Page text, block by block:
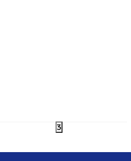
3